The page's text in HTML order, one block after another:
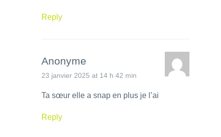
Reply
Anonyme
23 janvier 2025 at 14 h 42 min
Ta sœur elle a snap en plus je l’ai
Reply